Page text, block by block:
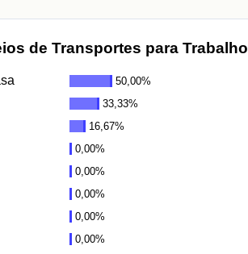
de Transportes para
50,00%
33,33%
16,67%
0,00%
0,00%
0,00%
0,00%
0,00%